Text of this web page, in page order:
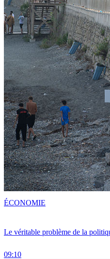
Le véritable problème de la
09:10
ÉCONOMIE